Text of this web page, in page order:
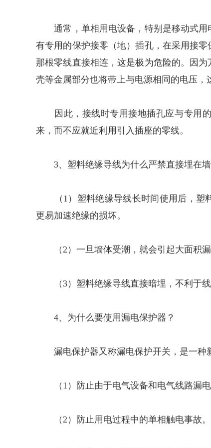
通常，单相用电设备，特别是移动式用
有专用的保护接零（地）插孔，在采用接
那根零线直接相连，这是极为危险的。因
壳等金属部分也将带上与电源相同的电压，
因此，接线时专用接地插孔应与专用的
来，而不应就近利用引入插座的零线。
3、塑料绝缘导线为什么严禁直接埋在墙
（1）塑料绝缘导线长时间使用后，塑料
更易加速绝缘的损坏。
（2）一旦墙体受潮，就会引起大面积漏
（3）塑料绝缘导线直接暗埋，不利于线
4、为什么要使用漏电保护器？
漏电保护器又称漏电保护开关，是一种
（1）防止由于电气设备和电气线路漏电
（2）防止用电过程中的单相触电事故。